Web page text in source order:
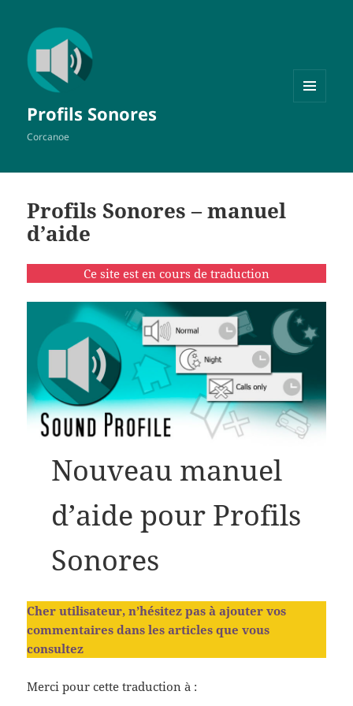
Profils Sonores
Corcanoe
Profils Sonores – manuel
d’aide
Ce site est en cours de traduction
Nouveau manuel
d’aide pour Profils
Sonores
Cher utilisateur, n’hésitez pas à ajouter vos
commentaires dans les articles que vous
consultez
Merci pour cette traduction à :